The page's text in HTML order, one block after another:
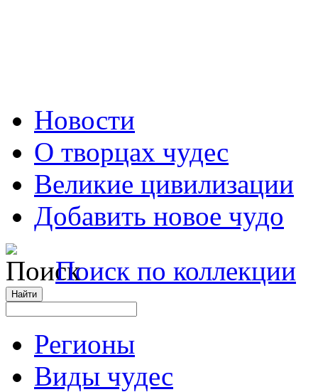
Новости
О творцах чудес
Великие цивилизации
Добавить новое чудо
Поиск по коллекции
Регионы
Виды чудес